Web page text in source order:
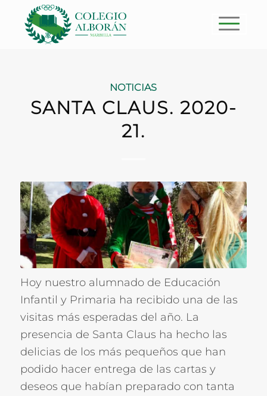
NOTICIAS
SANTA CLAUS. 2020-
21.
Hoy nuestro alumnado de Educación
Infantil y Primaria ha recibido una de las
visitas más esperadas del año. La
presencia de Santa Claus ha hecho las
delicias de los más pequeños que han
podido hacer entrega de las cartas y
deseos que habían preparado con tanta